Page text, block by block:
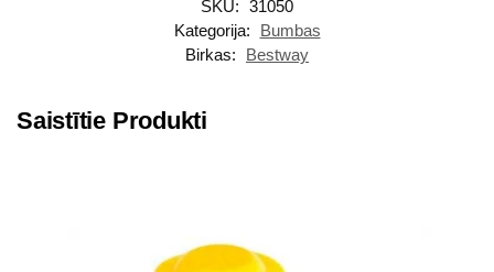
SKU: 31050
Kategorija:
Bumbas
Birkas:
Bestway
Saistītie Produkti